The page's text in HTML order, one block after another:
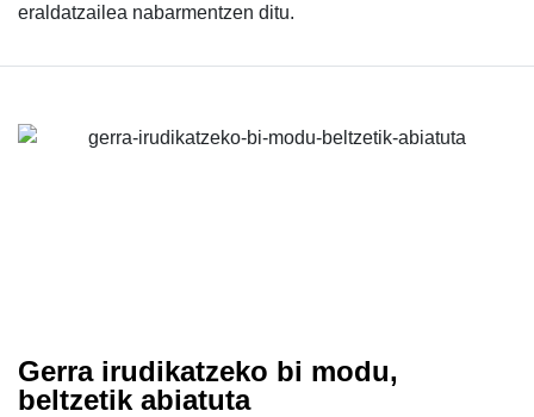
eraldatzailea nabarmentzen ditu.
Gerra irudikatzeko bi modu,
beltzetik abiatuta